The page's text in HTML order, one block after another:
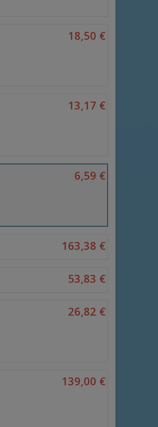
18,50 €
13,17 €
6,59 €
163,38 €
53,83 €
26,82 €
139,00 €